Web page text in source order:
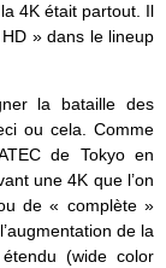
4K était partout. Il
» dans le lineup
la bataille des
ou cela. Comme
de Tokyo en
une 4K que l’on
de « complète »
de la
(wide color